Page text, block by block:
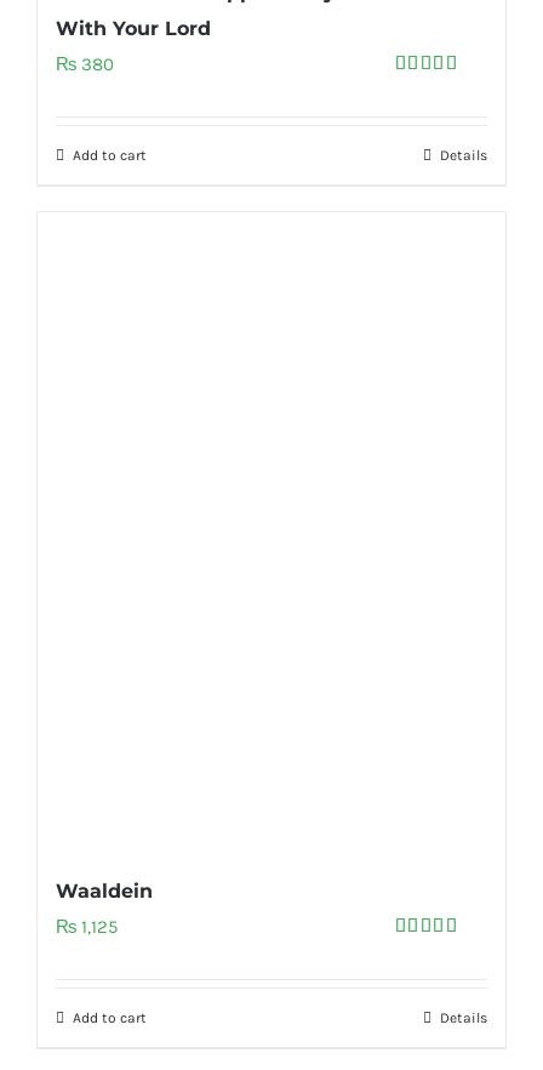
With Your Lord
₨ 380
Add to cart Details
Waaldein
₨ 1,125
Add to cart Details